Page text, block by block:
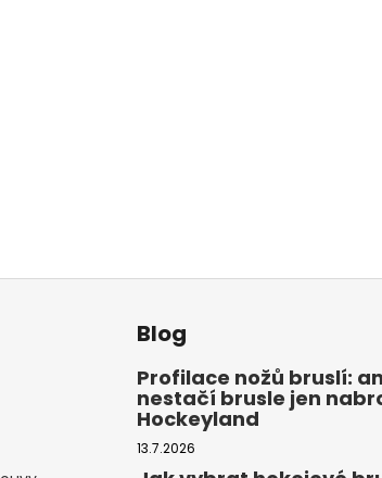
Blog
Profilace nožů bruslí:
nestačí brusle jen
Hockeyland
13.7.2026